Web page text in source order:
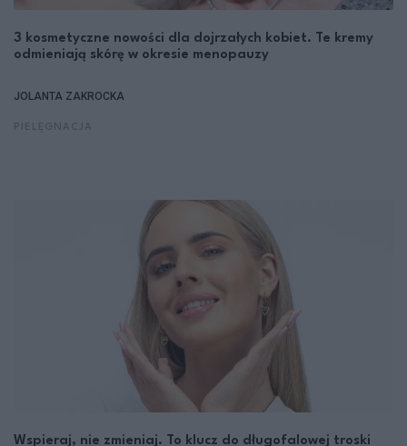
3 kosmetyczne nowości dla dojrzałych kobiet. Te kremy
odmieniają skórę w okresie menopauzy
JOLANTA ZAKROCKA
Wspieraj, nie zmieniaj. To klucz do długofalowej troski